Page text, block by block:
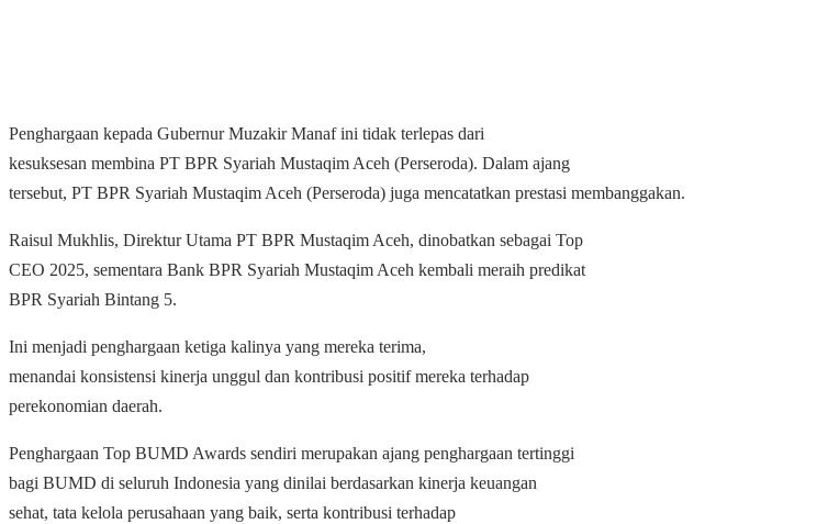
Penghargaan kepada Gubernur Muzakir Manaf ini tidak terlepas dari
kesuksesan membina PT BPR Syariah Mustaqim Aceh (Perseroda). Dalam ajang
tersebut, PT BPR Syariah Mustaqim Aceh (Perseroda) juga mencatatkan prestasi membanggakan.
Raisul Mukhlis, Direktur Utama PT BPR Mustaqim Aceh, dinobatkan sebagai Top
CEO 2025, sementara Bank BPR Syariah Mustaqim Aceh kembali meraih predikat
BPR Syariah Bintang 5.
Ini menjadi penghargaan ketiga kalinya yang mereka terima,
menandai konsistensi kinerja unggul dan kontribusi positif mereka terhadap
perekonomian daerah.
Penghargaan Top BUMD Awards sendiri merupakan ajang penghargaan tertinggi
bagi BUMD di seluruh Indonesia yang dinilai berdasarkan kinerja keuangan
sehat, tata kelola perusahaan yang baik, serta kontribusi terhadap